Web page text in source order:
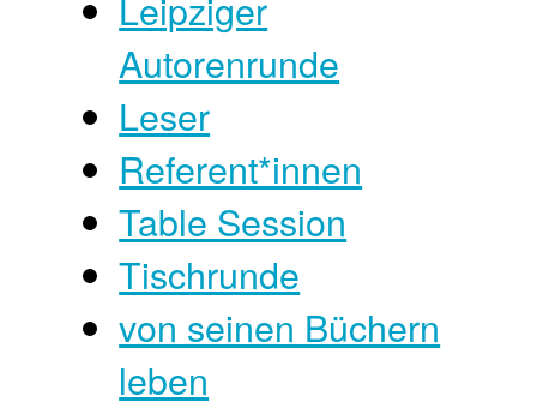
Autorenrunde
Leser
Referent*innen
Table Session
Tischrunde
von seinen Büchern
leben